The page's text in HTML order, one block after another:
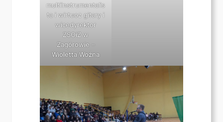
multiinstrumentalis
ta i wirtuoz gitary i
wicedyrektor
ZSOiZ w
Zagórowie –
Wioletta Woźna